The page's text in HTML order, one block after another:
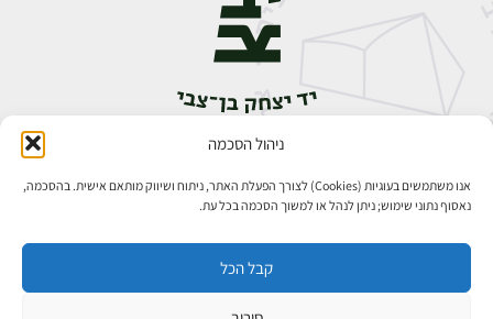
ניהול הסכמה
אנו משתמשים בעוגיות (Cookies) לצורך הפעלת האתר, ניתוח ושיווק מותאם אישית. בהסכמה,
נאסוף נתוני שימוש; ניתן לנהל או למשוך הסכמה בכל עת.
קבל הכל
אבן גבירול 14, רחביה, ירושלים